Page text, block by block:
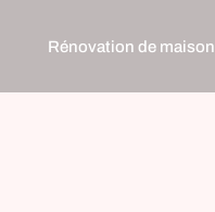
Rénovation de maison